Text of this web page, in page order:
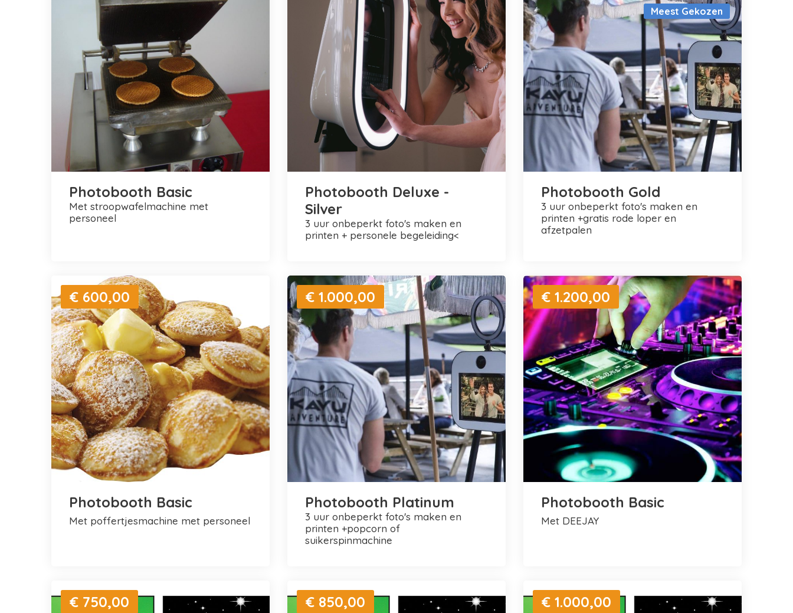
Photobooth Basic
met stroopwafelmachine met
personeel
Photobooth Deluxe -
Silver
3 uur onbeperkt foto's maken en
printen + personele begeleiding<
Meest Gekozen
Photobooth Gold
3 uur onbeperkt foto's maken en
printen +gratis rode loper en
afzetpalen
€ 600,00
Photobooth Basic
met poffertjesmachine met personeel
€ 1.000,00
Photobooth Platinum
3 uur onbeperkt foto's maken en
printen +popcorn of
suikerspinmachine
€ 1.200,00
Photobooth Basic
met DEEJAY
€ 750,00 € 850,00 € 1.000,00